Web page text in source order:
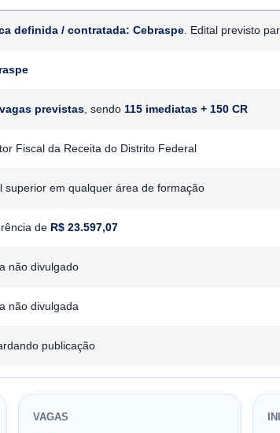
definida / contratada: Cebraspe . Edital previsto
previstas , sendo 115 imediatas + 150 CR
Fiscal da Receita do Distrito Federal
superior em qualquer área de formação
de R$ 23.597,07
não divulgado
não divulgada
publicação
VAGAS